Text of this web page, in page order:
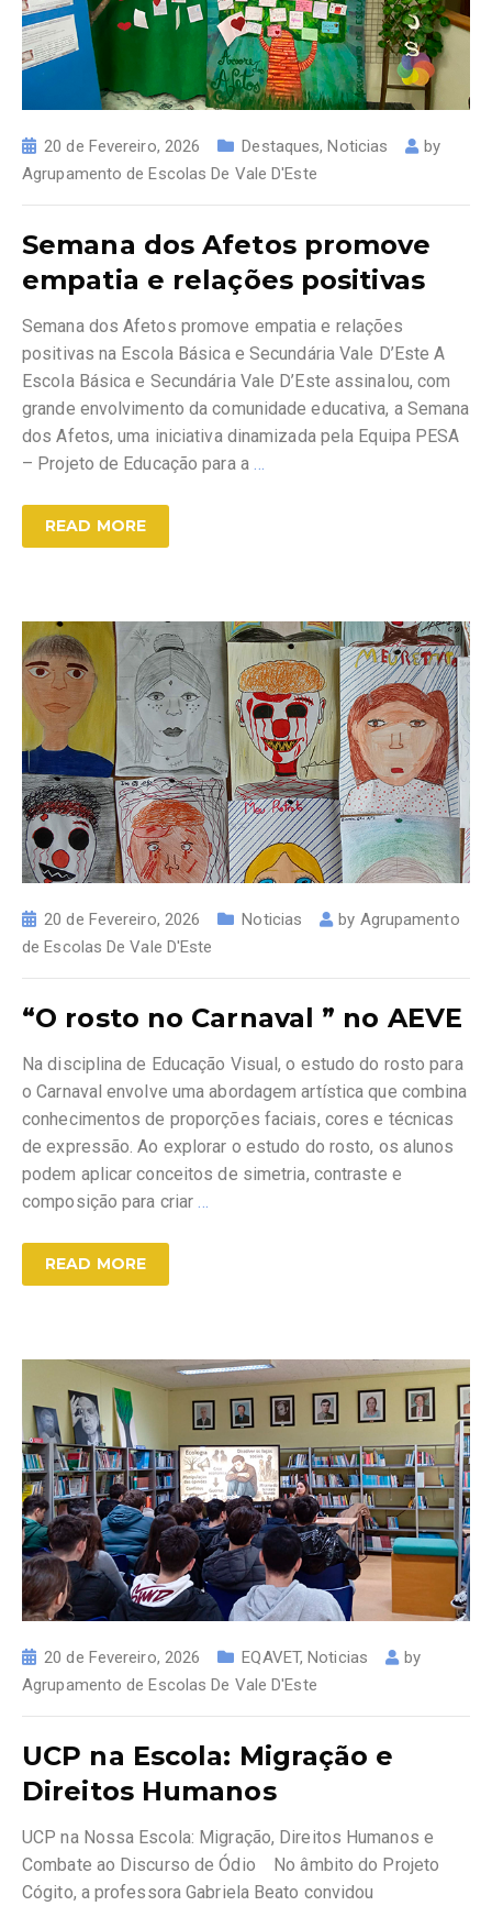
20 de Fevereiro, 2026 Destaques,Noticias
by
Agrupamento de Escolas De Vale D'Este
Semana dos Afetos promove
empatia e relações positivas
Semana dos Afetos promove empatia e relações
positivas na Escola Básica e Secundária Vale D’Este A
Escola Básica e Secundária Vale D’Este assinalou, com
grande envolvimento da comunidade educativa, a Semana
dos Afetos, uma iniciativa dinamizada pela Equipa PESA
– Projeto de Educação para a …
READ MORE
20 de Fevereiro, 2026 Noticias by Agrupamento
de Escolas De Vale D'Este
“O rosto no Carnaval ” no AEVE
Na disciplina de Educação Visual, o estudo do rosto para
o Carnaval envolve uma abordagem artística que combina
conhecimentos de proporções faciais, cores e técnicas
de expressão. Ao explorar o estudo do rosto, os alunos
podem aplicar conceitos de simetria, contraste e
composição para criar…
READ MORE
20 de Fevereiro, 2026 EQAVET,Noticias
by
Agrupamento de Escolas De Vale D'Este
UCP na Escola: Migração e
Direitos Humanos
UCP na Nossa Escola: Migração, Direitos Humanos e
Combate ao Discurso de Ódio No âmbito do Projeto
Cógito, a professora Gabriela Beato convidou